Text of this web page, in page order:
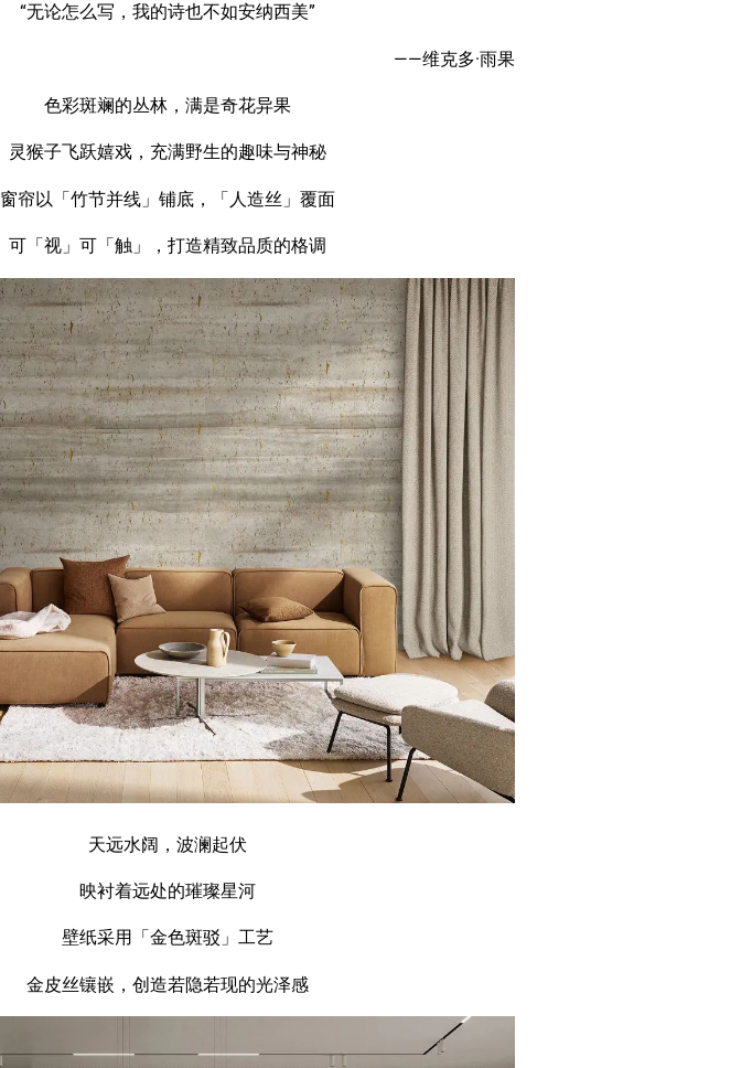
“无论怎么写，我的诗也不如安纳西美”
——维克多·雨果
色彩斑斓的丛林，满是奇花异果
灵猴子飞跃嬉戏，充满野生的趣味与神秘
窗帘以「竹节并线」铺底，「人造丝」覆面
可「视」可「触」，打造精致品质的格调
天远水阔，波澜起伏
映衬着远处的璀璨星河
壁纸采用「金色斑驳」工艺
金皮丝镶嵌，创造若隐若现的光泽感